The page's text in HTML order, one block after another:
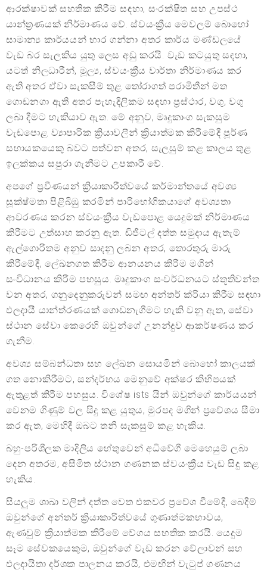
ආරක්ෂාවක් සහතික කිරීම සඳහා, සංරක්ෂිත සහ උපස්ථ
යාන්ත්‍රණයක් නිර්මාණය වේ. ස්වයංක්‍රීය මෙවලම් බොහෝ
සාමාන්‍ය කාර්යයන් භාර ගන්නා අතර කාර්ය මණ්ඩලයේ
වැඩ බර සැලකිය යුතු ලෙස අඩු කරයි. වැඩ කටයුතු සඳහා,
යටත් නිලධාරීන්, මූල්‍ය, ස්වයංක්‍රීය වාර්තා නිර්මාණය කර
ඇති අතර ඒවා සැකසීම් තුළ තෝරාගත් පරාමිතීන් මත
ගොඩනගා ඇති අතර පැහැදිලිකම සඳහා ප්‍රස්ථාර, වගු, වගු
ලබා දීමට හැකියාව ඇත. මේ අනුව, මෘදුකාංග සැකසුම
වැඩපොළ ව්‍යාපාරික ක්‍රියාවලීන් ක්‍රියාත්මක කිරීමේදී පූර්ණ
සහායකයෙකු බවට පත්වන අතර, සැලසුම් කළ කාලය තුළ
ඉලක්කය සපුරා ගැනීමට උපකාරී වේ.
අපගේ ප්‍රවීණයන් ක්‍රියාකාරීත්වයේ කර්මාන්තයේ අවශ්‍ය
සූක්ෂ්මතා පිළිබිඹු කරමින් පාරිභෝගිකයාගේ අවශ්‍යතා
ආවරණය කරන ස්වයංක්‍රීය වැඩපොළ යෙදුමක් නිර්මාණය
කිරීමට උත්සාහ කරනු ඇත. ඩිජිටල් දත්ත සමුදාය ඇතැම්
ඇල්ගොරිතම අනුව සාදනු ලබන අතර, තොරතුරු මාරු
කිරීමේදී, ලේඛනගත කිරීම ආනයනය කිරීම මගින්
සංවිධානය කිරීම පහසුය. මෘදුකාංග සංවර්ධනයට ස්තූතිවන්ත
වන අතර, ගනුදෙනුකරුවන් සමඟ අන්තර් ක්රියා කිරීම සඳහා
ඵලදායී යාන්ත්රණයක් ගොඩනැගීමට හැකි වනු ඇත, සේවා
ස්ථාන සේවා කෙරෙහි ඔවුන්ගේ උනන්දුව ආකර්ෂණය කර
ගැනීම.
අවශ්‍ය සම්බන්ධතා සහ ලේඛන සොයමින් බොහෝ කාලයක්
ගත නොකිරීමට, සන්දර්භය මෙනුවේ අක්ෂර කිහිපයක්
ඇතුළත් කිරීම පහසුය. විශේෂ ists යින් ඔවුන්ගේ කාර්යයන්
වෙනම ගිණුම් වල සිදු කළ යුතුය, මුරපද මගින් ප්‍රවේශය සීමා
කර ඇත, මෙහිදී ඔබට තනි සැකසුම් කළ හැකිය.
බහු-පරිශීලක මාදිලිය හේතුවෙන් අධිවේගී මෙහෙයුම් ලබා
දෙන අතරම, අසීමිත ස්ථාන ගණනක ස්වයංක්‍රීය වැඩ සිදු කළ
හැකිය.
සියලුම ශාඛා වලින් දත්ත වෙත එකවර ප්‍රවේශ වීමේදී, බෙදීම්
ඔවුන්ගේ අන්තර් ක්‍රියාකාරිත්වයේ ගුණාත්මකභාවය,
ඇණවුම් ක්‍රියාත්මක කිරීමේ වේගය සහතික කරයි. යෙදුම
සෑම සේවකයෙකුම, ඔවුන්ගේ වැඩ කරන වේලාවන් සහ
ඵලදායිතා දර්ශක පාලනය කරයි, එමඟින් වැටුප් ගණනය